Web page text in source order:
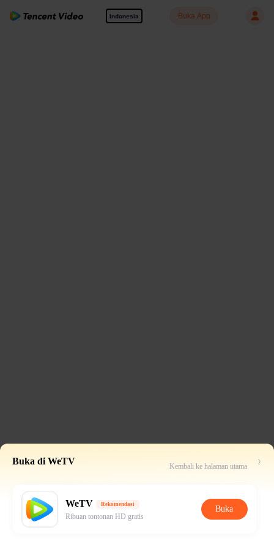
Indonesia Buka App
Buka di WeTV Kembali ke halaman utama
WeTV Rekomendasi
Ribuan tontonan HD gratis
Buka